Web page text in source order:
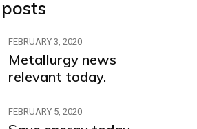
FEBRUARY 3, 2020
Metallurgy news
relevant today.
FEBRUARY 5, 2020